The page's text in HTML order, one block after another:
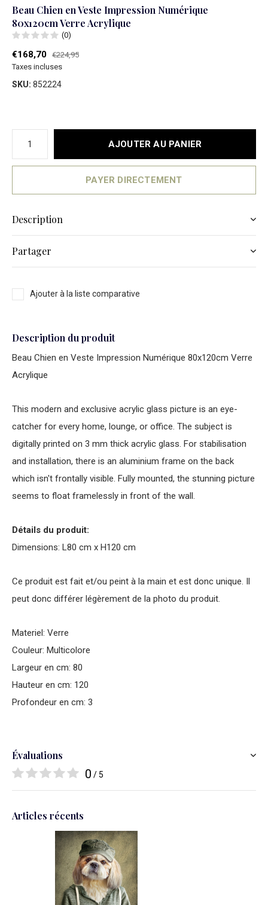
Beau Chien en Veste Impression Numérique
80x120cm Verre Acrylique
(0)
€168,70 €224,95
Taxes incluses
SKU: 852224
AJOUTER AU PANIER
PAYER DIRECTEMENT
Description
Partager
Ajouter à la liste comparative
Description du produit
Beau Chien en Veste Impression Numérique 80x120cm Verre
Acrylique
This modern and exclusive acrylic glass picture is an eye-
catcher for every home, lounge, or office. The subject is
digitally printed on 3 mm thick acrylic glass. For stabilisation
and installation, there is an aluminium frame on the back
which isn't frontally visible. Fully mounted, the stunning picture
seems to float framelessly in front of the wall.
Détails du produit:
Dimensions: L80 cm x H120 cm
Ce produit est fait et/ou peint à la main et est donc unique. Il
peut donc différer légèrement de la photo du produit.
Materiel: Verre
Couleur: Multicolore
Largeur en cm: 80
Hauteur en cm: 120
Profondeur en cm: 3
Évaluations
0 / 5
Articles récents